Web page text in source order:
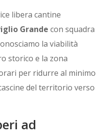
libera cantine
Grande con squadra
la viabilità
storico e la zona
per ridurre al minimo
del territorio verso
ad